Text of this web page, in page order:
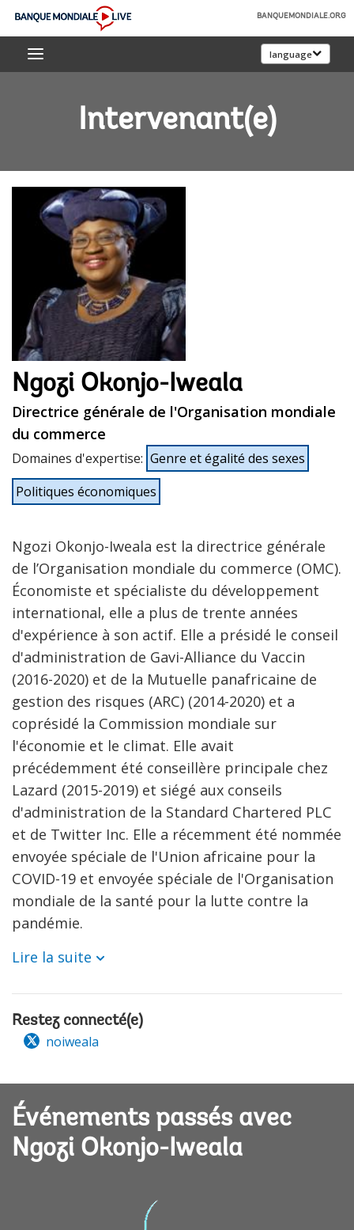
Skip
Main
Banque
mondiale
BANQUEMONDIALE.ORG
language
Intervenant(e)
Ngozi Okonjo-Iweala
Directrice générale de l'Organisation mondiale
du commerce
Domaines d'expertise: Genre et égalité des sexes
Politiques économiques
Ngozi Okonjo-Iweala est la directrice générale
de l’Organisation mondiale du commerce (OMC).
Économiste et spécialiste du développement
international, elle a plus de trente années
d'expérience à son actif. Elle a présidé le conseil
d'administration de Gavi-Alliance du Vaccin
(2016-2020) et de la Mutuelle panafricaine de
gestion des risques (ARC) (2014-2020) et a
coprésidé la Commission mondiale sur
l'économie et le climat. Elle avait
précédemment été conseillère principale chez
Lazard (2015-2019) et siégé aux conseils
d'administration de la Standard Chartered PLC
et de Twitter Inc. Elle a récemment été nommée
envoyée spéciale de l'Union africaine pour la
COVID-19 et envoyée spéciale de l'Organisation
mondiale de la santé pour la lutte contre la
pandémie.
Lire la suite
Restez connecté(e)
noiweala
Événements passés avec
Ngozi Okonjo-Iweala